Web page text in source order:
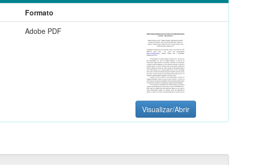
Formato
Adobe PDF
Visualizar/Abrir